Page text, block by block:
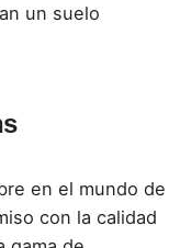
un suelo
en el mundo de
con la calidad